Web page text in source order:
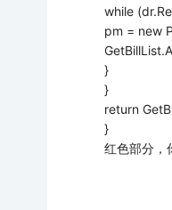
while
pm = new
}
}
return
}
红色部分，